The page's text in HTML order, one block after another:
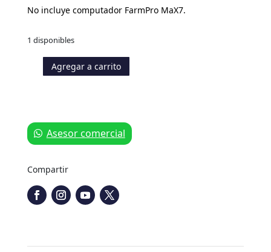
No incluye computador FarmPro MaX7.
1 disponibles
cantidad
Agregar a carrito
Asesor comercial
Compartir